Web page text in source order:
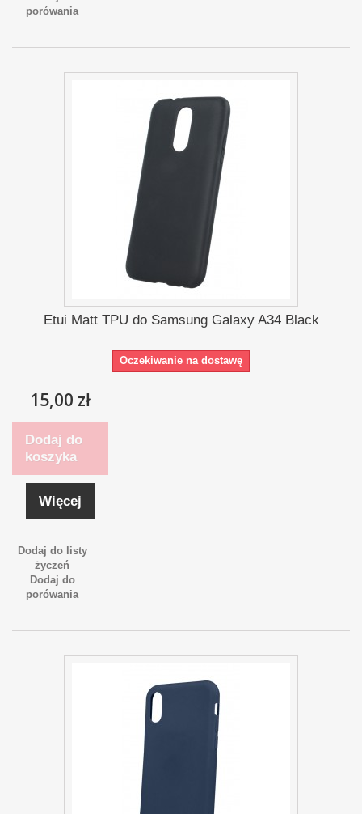
porówania
Etui Matt TPU do Samsung Galaxy A34 Black
Oczekiwanie na dostawę
15,00 zł
Dodaj do
koszyka
Więcej
Dodaj do listy
życzeń
Dodaj do
porówania